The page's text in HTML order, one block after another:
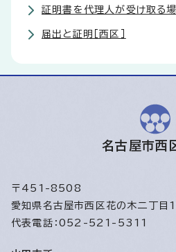
証明書を代理人が受け取る
届出と証明［西区］
名古屋市西
〒451-8508
愛知県名古屋市西区花の木二丁目
代表電話：052-521-5311